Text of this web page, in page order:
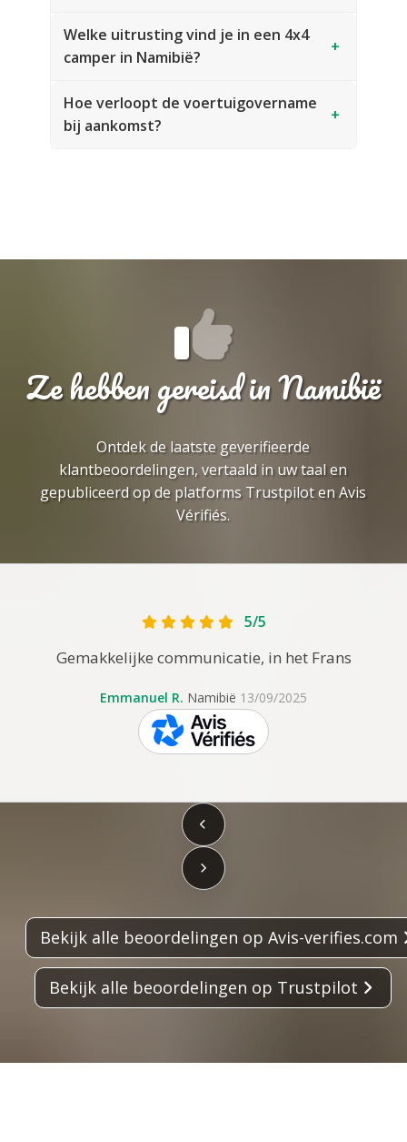
Welke uitrusting vind je in een 4x4
camper in Namibië?
+
Hoe verloopt de voertuigovername
bij aankomst?
+
Ze hebben gereisd in Namibië
Ontdek de laatste geverifieerde
klantbeoordelingen, vertaald in uw taal en
gepubliceerd op de platforms Trustpilot en Avis
Vérifiés.
5/5
Gemakkelijke communicatie, in het Frans
Emmanuel R. Namibië 13/09/2025
skeepers
Bekijk alle beoordelingen op Avis-verifies.com
Bekijk alle beoordelingen op Trustpilot